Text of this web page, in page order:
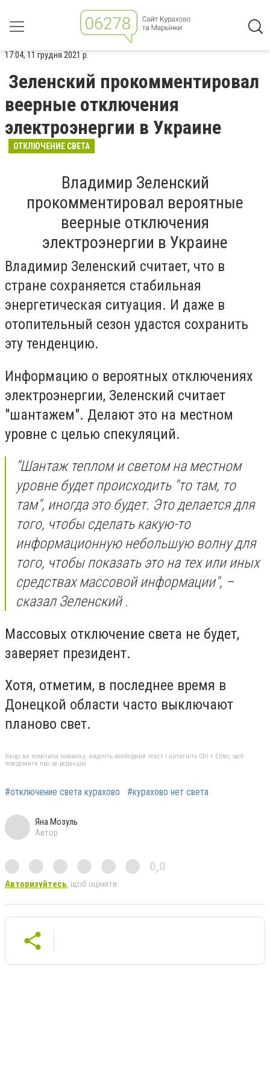
17:04, 11 грудня 2021 р.
Зеленский прокомментировал
веерные отключения
электроэнергии в Украине
ОТКЛЮЧЕНИЕ СВЕТА
Владимир Зеленский
прокомментировал вероятные
веерные отключения
электроэнергии в Украине
Владимир Зеленский считает, что в
стране сохраняется стабильная
энергетическая ситуация. И даже в
отопительный сезон удастся сохранить
эту тенденцию.
Информацию о вероятных отключениях
электроэнергии, Зеленский считает
"шантажем". Делают это на местном
уровне с целью спекуляций.
"Шантаж теплом и светом на местном
уровне будет происходить "то там, то
там", иногда это будет. Это делается для
того, чтобы сделать какую-то
информационную небольшую волну для
того, чтобы показать это на тех или иных
средствах массовой информации", –
сказал Зеленский .
Массовых отключение света не будет,
заверяет президент.
Хотя, отметим, в последнее время в
Донецкой области часто выключают
планово свет.
Якщо ви помітили помилку, виділіть необхідний текст і натисніть Ctrl + Enter, щоб
повідомити про це редакцію
#отключение света курахово #курахово нет света
Яна Мозуль
Автор
0,0
Авторизуйтесь, щоб оцінити